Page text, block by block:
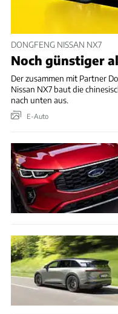
DONGFENG NISSAN NX7
Noch günstiger
Der zusammen mit Partner
Nissan NX7 baut die
nach unten aus.
E-Auto